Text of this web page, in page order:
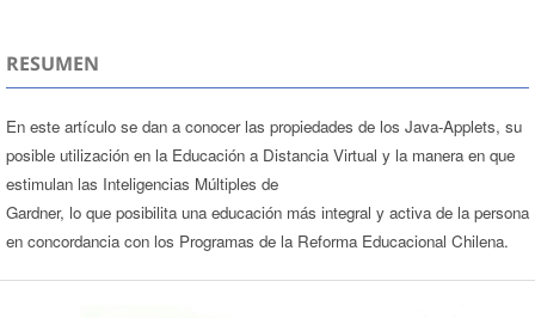
RESUMEN
En este artículo se dan a conocer las propiedades de los Java-Applets, su
posible utilización en la Educación a Distancia Virtual y la manera en que
estimulan las Inteligencias Múltiples de
Gardner, lo que posibilita una educación más integral y activa de la persona
en concordancia con los Programas de la Reforma Educacional Chilena.